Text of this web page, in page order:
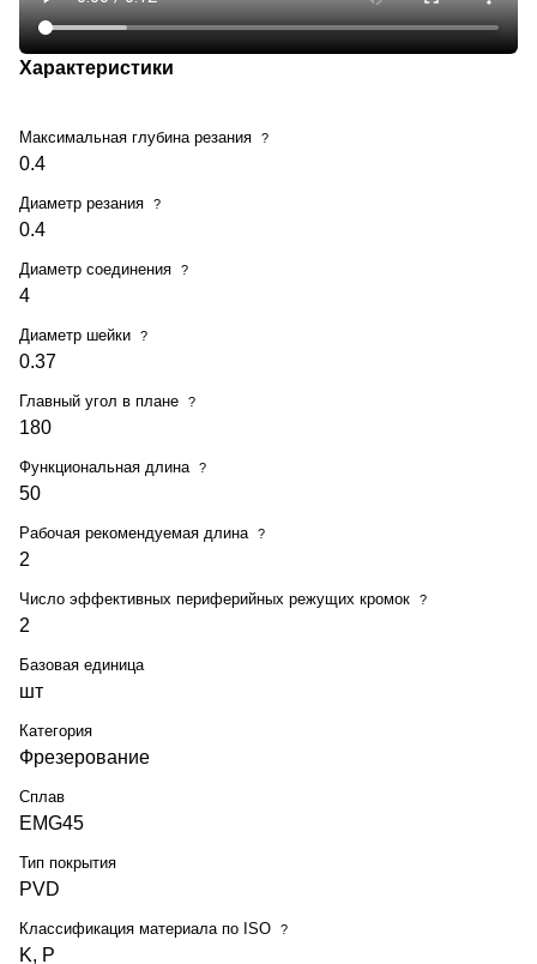
Характеристики
Максимальная глубина резания ?
0.4
Диаметр резания ?
0.4
Диаметр соединения ?
4
Диаметр шейки ?
0.37
Главный угол в плане ?
180
Функциональная длина ?
50
Рабочая рекомендуемая длина ?
2
Число эффективных периферийных режущих кромок ?
2
Базовая единица
шт
Категория
Фрезерование
Сплав
EMG45
Тип покрытия
PVD
Классификация материала по ISO ?
K, P